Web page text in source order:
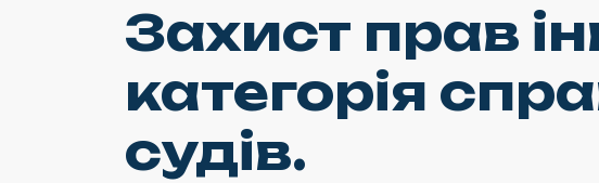
Захист прав
категорія
судів.